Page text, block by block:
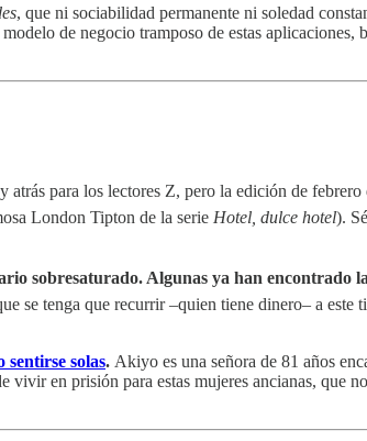
, que ni sociabilidad permanente ni soledad
de negocio tramposo de estas aplicaciones,
atrás para los lectores Z, pero la edición de
London Tipton de la serie Hotel, dulce hotel).
sobresaturado. Algunas ya han encontrado
tenga que recurrir –quien tiene dinero– a este
sentirse solas. Akiyo es una señora de 81 años
en prisión para estas mujeres ancianas, que